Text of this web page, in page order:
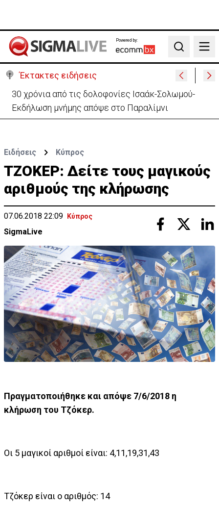
Powered by:
Search
Έκτακτες ειδήσεις
Συνεχίζονται τα 40αρια-Πότε τίθεται σε ισχύ η
κίτρινη προειδοποίηση
Ειδήσεις Κύπρος
ΤΖΟΚΕΡ: Δείτε τους μαγικούς
αριθμούς της κλήρωσης
07.06.2018 22:09 Κύπρος
SigmaLive
Πραγματοποιήθηκε και απόψε 7/6/2018 η
κλήρωση του Τζόκερ.
Οι 5 μαγικοί αριθμοί είναι: 4,11,19,31,43
Τζόκερ είναι ο αριθμός: 14